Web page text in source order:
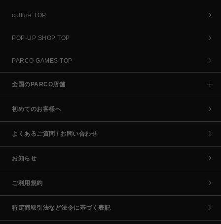
culture TOP
POP-UP SHOP TOP
PARCO GAMES TOP
全国のPARCO店舗
初めてのお客様へ
よくあるご質問 / お問い合わせ
お知らせ
ご利用規約
特定商取引法など法令に基づく表記